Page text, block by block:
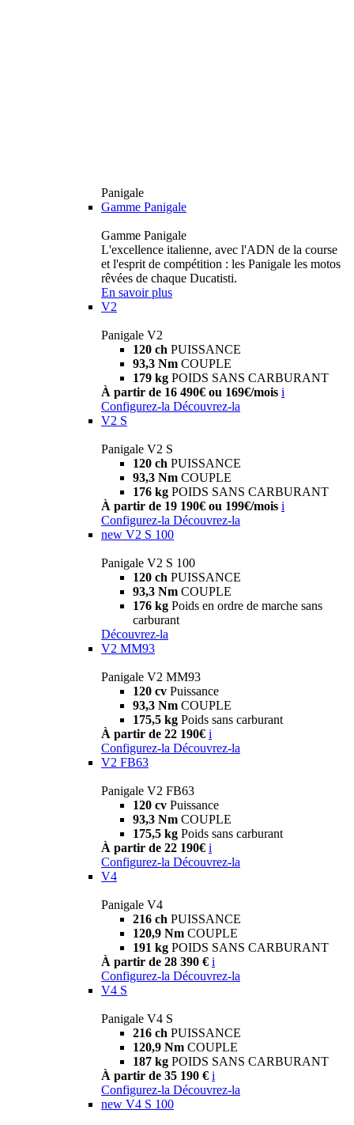
Panigale
Gamme Panigale
Gamme Panigale
L'excellence italienne, avec l'ADN de la course
et l'esprit de compétition : les Panigale les motos
rêvées de chaque Ducatisti.
En savoir plus
V2
Panigale V2
120 ch PUISSANCE
93,3 Nm COUPLE
179 kg POIDS SANS CARBURANT
À partir de 16 490€ ou 169€/mois i
Configurez-la Découvrez-la
V2 S
Panigale V2 S
120 ch PUISSANCE
93,3 Nm COUPLE
176 kg POIDS SANS CARBURANT
À partir de 19 190€ ou 199€/mois i
Configurez-la Découvrez-la
new V2 S 100
Panigale V2 S 100
120 ch PUISSANCE
93,3 Nm COUPLE
176 kg Poids en ordre de marche sans
carburant
Découvrez-la
V2 MM93
Panigale V2 MM93
120 cv Puissance
93,3 Nm COUPLE
175,5 kg Poids sans carburant
À partir de 22 190€ i
Configurez-la Découvrez-la
V2 FB63
Panigale V2 FB63
120 cv Puissance
93,3 Nm COUPLE
175,5 kg Poids sans carburant
À partir de 22 190€ i
Configurez-la Découvrez-la
V4
Panigale V4
216 ch PUISSANCE
120,9 Nm COUPLE
191 kg POIDS SANS CARBURANT
À partir de 28 390 € i
Configurez-la Découvrez-la
V4 S
Panigale V4 S
216 ch PUISSANCE
120,9 Nm COUPLE
187 kg POIDS SANS CARBURANT
À partir de 35 190 € i
Configurez-la Découvrez-la
new V4 S 100